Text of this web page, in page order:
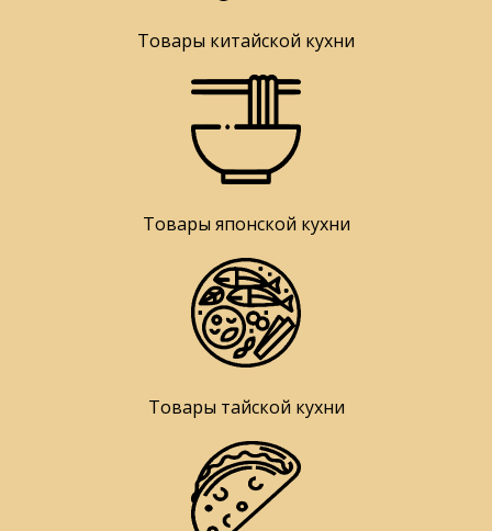
Товары китайской кухни
Товары японской кухни
Товары тайской кухни